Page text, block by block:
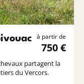
à partir de
750 €
partagent la
du Vercors.